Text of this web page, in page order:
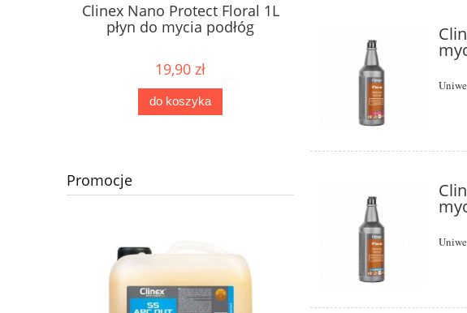
Clinex Nano Protect Floral 1L
płyn do mycia podłóg
19,90 zł
do koszyka
Promocje